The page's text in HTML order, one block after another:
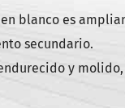
blanco es
secundario.
y molido,